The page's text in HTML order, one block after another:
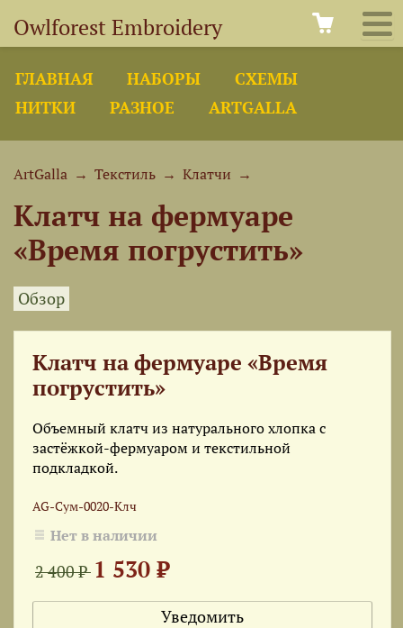
Owlforest Embroidery
ГЛАВНАЯ НАБОРЫ
СХЕМЫ
НИТКИ
РАЗНОЕ ARTGALLA
ArtGalla → Текстиль → Клатчи →
Клатч на фермуаре
«Время погрустить»
Обзор
Клатч на фермуаре «Время
погрустить»
Объемный клатч из натурального хлопка с
застёжкой-фермуаром и текстильной
подкладкой.
AG-Сум-0020-Клч
Нет в наличии
2 400 ₽ 1 530 ₽
Уведомить